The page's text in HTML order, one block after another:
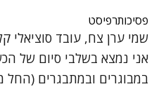
פסיכותרפיסט
אני נמצא בשלבי סיום של